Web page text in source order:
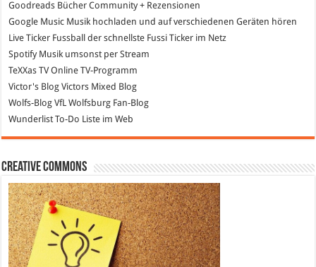
Goodreads Bücher Community + Rezensionen
Google Music Musik hochladen und auf verschiedenen Geräten hören
Live Ticker Fussball
der schnellste Fussi Ticker im Netz
SpotifyMusik umsonst per Stream
TeXXas TVOnline TV-Programm
Victor's Blog Victors Mixed Blog
Wolfs-Blog VfL Wolfsburg Fan-Blog
WunderlistTo-Do Liste im Web
Creative Commons